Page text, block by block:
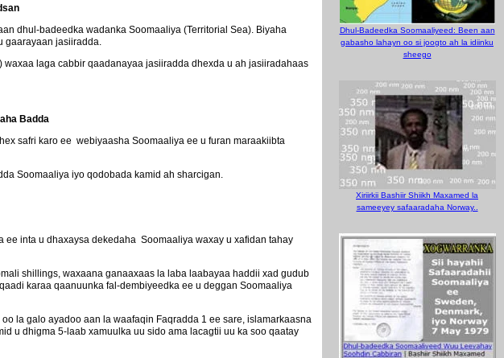
dhul-badeedka wadanka Soomaaliya (Territorial Sea). Biyaha
jasiiradda.
laga cabbir qaadanayaa jasiiradda dhexda u ah jasiiradahaas
Badda
safri karo ee webiyaasha Soomaaliya ee u furan maraakiibta
Soomaaliya iyo qodobada kamid ah sharcigan.
inta u dhaxaysa dekedaha Soomaaliya waxay u xafidan tahay
shillings, waxaana ganaaxaas la laba laabayaa haddii xad gudub
karaa qaanuunka fal-dembiyeedka ee u deggan Soomaaliya
la galo ayadoo aan la waafaqin Faqradda 1 ee sare, islamarkaasna
u dhigma 5-laab xamuulka uu sido ama lacagtii uu ka soo qaatay
Dhul-Badeedka Soomaaliyeed: Been aan
gabasho lahayn oo si joogto ah la idiinku
sheego
Xiriirkii Bashiir Shiikh Maxamed la
sameeyey safaaradaha Norway..